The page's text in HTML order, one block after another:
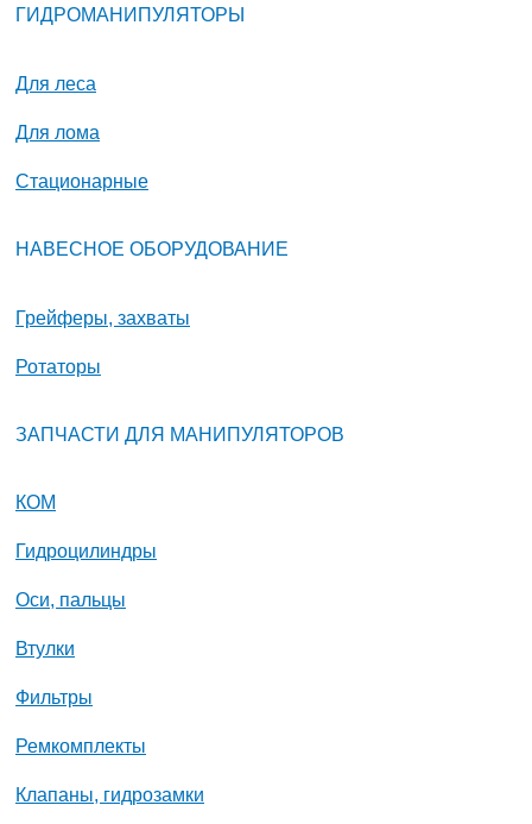
ГИДРОМАНИПУЛЯТОРЫ
Для леса
Для лома
Стационарные
НАВЕСНОЕ ОБОРУДОВАНИЕ
Грейферы, захваты
Ротаторы
ЗАПЧАСТИ ДЛЯ МАНИПУЛЯТОРОВ
КОМ
Гидроцилиндры
Оси, пальцы
Втулки
Фильтры
Ремкомплекты
Клапаны, гидрозамки